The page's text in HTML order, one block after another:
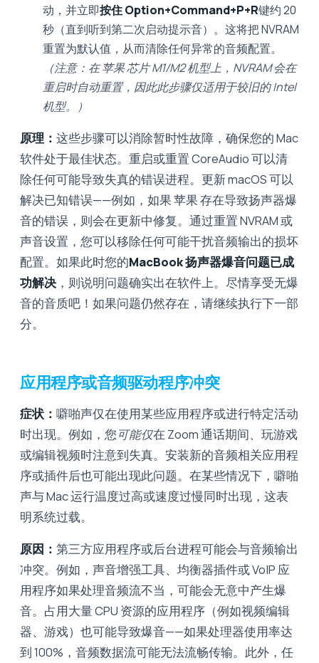
动，并立即按住 Option+Command+P+R键约 20
秒（直到听到第二次启动提示音）。这将把 NVRAM
重置为默认值，从而清除任何异常的音频配置。
（注意：在 苹果 芯片 M1/M2 机型上，NVRAM 会在
重启时自动重置，因此此步骤仅适用于较旧的 Intel
机型。）
原理： 这些步骤可以消除暂时性故障，确保您的 Mac
软件处于最佳状态。重启或重置 CoreAudio 可以清
除任何可能导致失真的错误进程。更新 macOS 可以
解决已知错误——例如，如果 苹果 存在导致扬声器爆
音的错误，则会在更新中修复。通过重置 NVRAM 或
声音设置，您可以移除任何可能干扰音频输出的损坏
配置。如果此时您的MacBook 扬声器爆音问题已成
功解决 ，则说明问题确实出在软件上。尽情享受无爆
音的音质吧！如果问题仍然存在，请继续执行下一部
分。
应用程序或音频驱动程序冲突
症状： 噼啪声仅在使用某些应用程序或进行特定活动
时出现。例如，您可能仅在 Zoom 通话期间、玩游戏
或编辑视频时注意到失真。安装新的音频相关应用程
序或插件后也可能出现此问题。在某些情况下，噼啪
声与 Mac 运行温度过高或速度过慢同时出现，这表
明系统过载。
原因： 第三方应用程序或后台进程可能会与音频输出
冲突。例如，声音增强工具、均衡器插件或 VoIP 应
用程序如果处理音频流不当，可能会无意中产生爆
音。占用大量 CPU 资源的应用程序（例如视频编辑
器、游戏）也可能导致爆音——如果处理器使用率达
到 100%，音频数据流可能无法流畅传输。此外，任